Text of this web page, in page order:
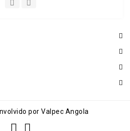
por Valpec Angola